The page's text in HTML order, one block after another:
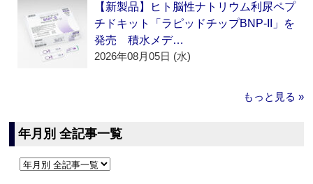
【新製品】ヒト脳性ナトリウム利尿ペプ
チドキット「ラピッドチップBNP-II」を
発売 積水メデ…
2026年08月05日 (水)
もっと見る »
年月別 全記事一覧